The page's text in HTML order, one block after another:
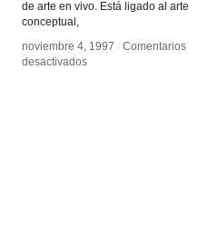
de arte en vivo. Está ligado al arte
conceptual,
noviembre 4, 1997 / Comentarios
desactivadosen
noviembre 4, 1997 / Comentarios
desactivadosen